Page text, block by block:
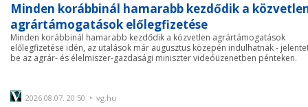
Minden korábbinál hamarabb kezdődik a
agrártámogatások előlegfizetése
Minden korábbinál hamarabb kezdődik a közvetlen agrártámogatások
előlegfizetése idén, az utalások már augusztus közepén indulhatnak -
be az agrár- és élelmiszer-gazdasági miniszter videóüzenetben pénteken.
2026.08.07. 20:50 • vg.hu